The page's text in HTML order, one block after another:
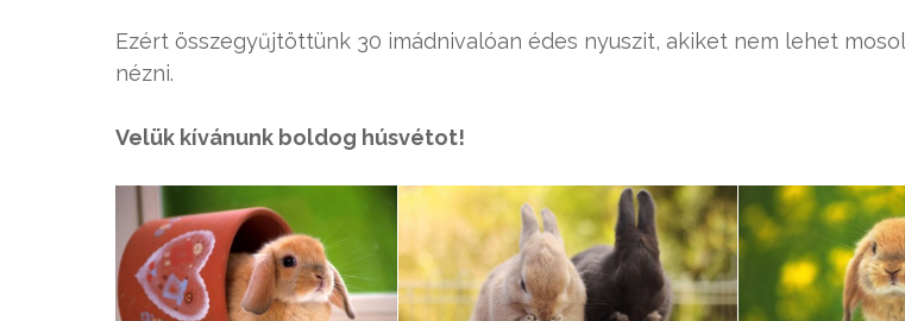
Ezért összegyűjtöttünk 30 imádnivalóan édes nyuszit, akiket nem lehet
nézni.
Velük kívánunk boldog húsvétot!